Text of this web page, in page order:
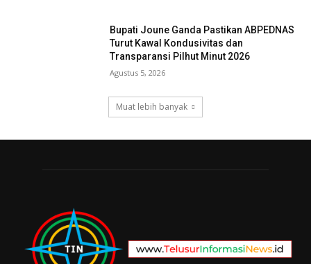
Bupati Joune Ganda Pastikan ABPEDNAS
Turut Kawal Kondusivitas dan
Transparansi Pilhut Minut 2026
Agustus 5, 2026
Muat lebih banyak